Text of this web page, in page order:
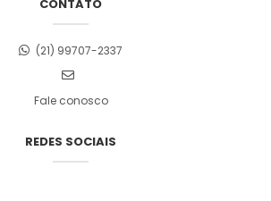
CONTATO
(21) 99707-2337
Fale conosco
REDES SOCIAIS